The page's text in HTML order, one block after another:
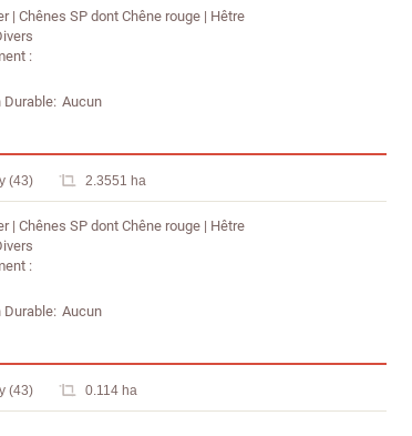
Chênes SP dont Chêne rouge Hêtre
Durable Aucun
(43) 2.3551 ha
Chênes SP dont Chêne rouge Hêtre
Durable Aucun
(43) 0.114 ha